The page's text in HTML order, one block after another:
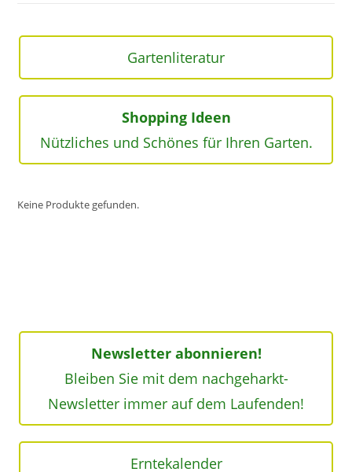
Gartenliteratur
Shopping Ideen
Nützliches und Schönes für Ihren Garten.
Keine Produkte gefunden.
Newsletter abonnieren!
Bleiben Sie mit dem nachgeharkt-
Newsletter immer auf dem Laufenden!
Erntekalender